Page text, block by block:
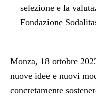
selezione e la
Fondazione
Monza, 18 ottobre
nuove idee e nuovi
concretamente